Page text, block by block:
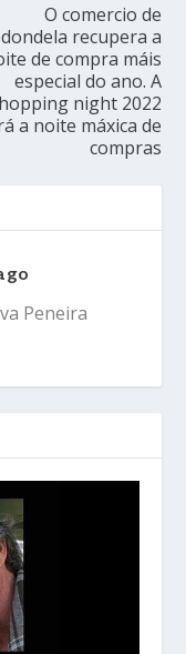
O comercio de
recupera a
de compra máis
especial do ano. A
night 2022
a noite máxica de
compras
Peneira